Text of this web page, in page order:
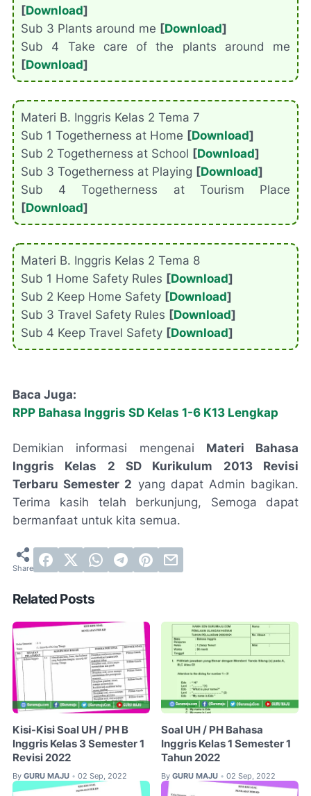
[Download]
Sub 3 Plants around me [Download]
Sub 4 Take care of the plants around me
[Download]
Materi B. Inggris Kelas 2 Tema 7
Sub 1 Togetherness at Home [Download]
Sub 2 Togetherness at School [Download]
Sub 3 Togetherness at Playing [Download]
Sub 4 Togetherness at Tourism Place
[Download]
Materi B. Inggris Kelas 2 Tema 8
Sub 1 Home Safety Rules [Download]
Sub 2 Keep Home Safety [Download]
Sub 3 Travel Safety Rules [Download]
Sub 4 Keep Travel Safety [Download]
Baca Juga:
RPP Bahasa Inggris SD Kelas 1-6 K13 Lengkap
Demikian informasi mengenai Materi Bahasa
Inggris Kelas 2 SD Kurikulum 2013 Revisi
Terbaru Semester 2 yang dapat Admin bagikan.
Terima kasih telah berkunjung, Semoga dapat
bermanfaat untuk kita semua.
Related Posts
Kisi-Kisi Soal UH / PH B
Inggris Kelas 3 Semester 1
Revisi 2022
By GURU MAJU • 02 Sep, 2022
Soal UH / PH Bahasa
Inggris Kelas 1 Semester 1
Tahun 2022
By GURU MAJU • 02 Sep, 2022